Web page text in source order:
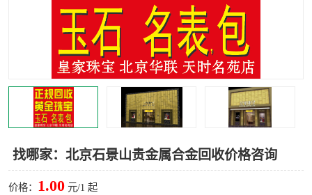
找哪家：北京石景山贵金属合金回收价格咨询
价格： 1.00 元/1 起